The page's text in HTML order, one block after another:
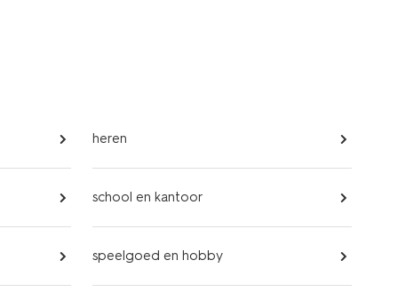
heren
school en kantoor
speelgoed en hobby